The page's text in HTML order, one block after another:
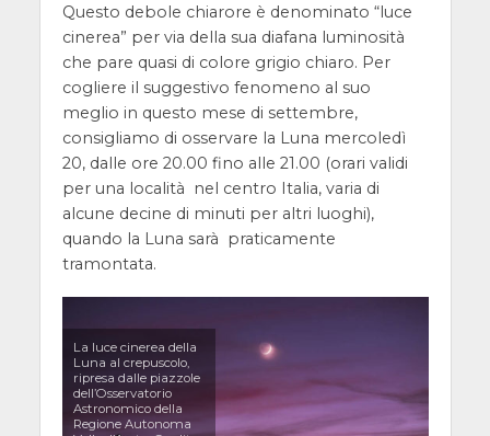
Questo debole chiarore è denominato “luce
cinerea” per via della sua diafana luminosità
che pare quasi di colore grigio chiaro. Per
cogliere il suggestivo fenomeno al suo
meglio in questo mese di settembre,
consigliamo di osservare la Luna mercoledì
20, dalle ore 20.00 fino alle 21.00 (orari validi
per una località nel centro Italia, varia di
alcune decine di minuti per altri luoghi),
quando la Luna sarà praticamente
tramontata.
La luce cinerea della
Luna al crepuscolo,
ripresa dalle piazzole
dell’Osservatorio
Astronomico della
Regione Autonoma